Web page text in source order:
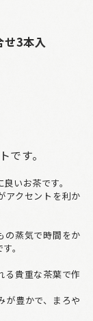
せ3本入
す。
いお茶です。
アクセントを利か
の蒸気で時間をか
。
る貴重な茶葉で作
が豊かで、まろや